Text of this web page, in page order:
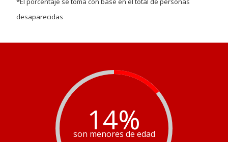
desaparecidas
14%
son menores de edad